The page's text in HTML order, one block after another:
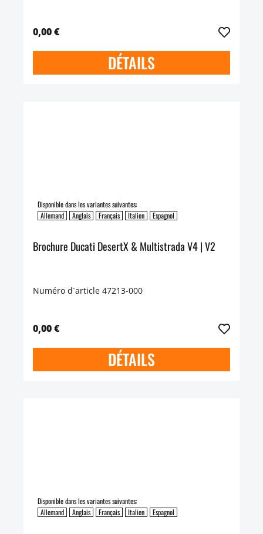
0,00 €
DÉTAILS
Disponible dans les variantes suivantes:
Allemand
Anglais Français Italien Espagnol
Brochure Ducati DesertX & Multistrada V4 | V2
Numéro d´article 47213-000
0,00 €
DÉTAILS
Disponible dans les variantes suivantes:
Allemand
Anglais Français Italien Espagnol